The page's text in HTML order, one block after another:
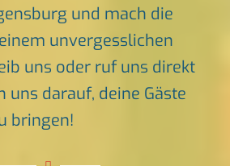
und mach die
unvergesslichen
uns oder ruf uns direkt
uns darauf, deine Gäste
bringen!